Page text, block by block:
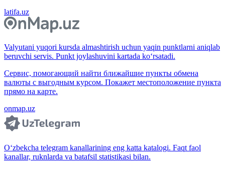
latifa.uz
Valyutani yuqori kursda almashtirish uchun yaqin punktlarni aniqlab
beruvchi servis. Punkt joylashuvini kartada ko‘rsatadi.
Сервис, помогающий найти ближайшие пункты обмена
валюты с выгодным курсом. Покажет местоположение пункта
прямо на карте.
onmap.uz
O‘zbekcha telegram kanallarining eng katta katalogi. Faqt faol
kanallar, ruknlarda va batafsil statistikasi bilan.